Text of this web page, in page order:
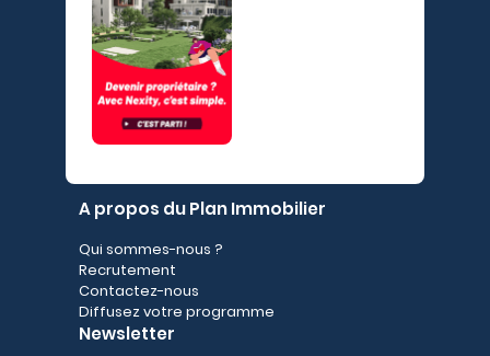
A propos du Plan Immobilier
Qui sommes-nous ?
Recrutement
Contactez-nous
Diffusez votre programme
Newsletter